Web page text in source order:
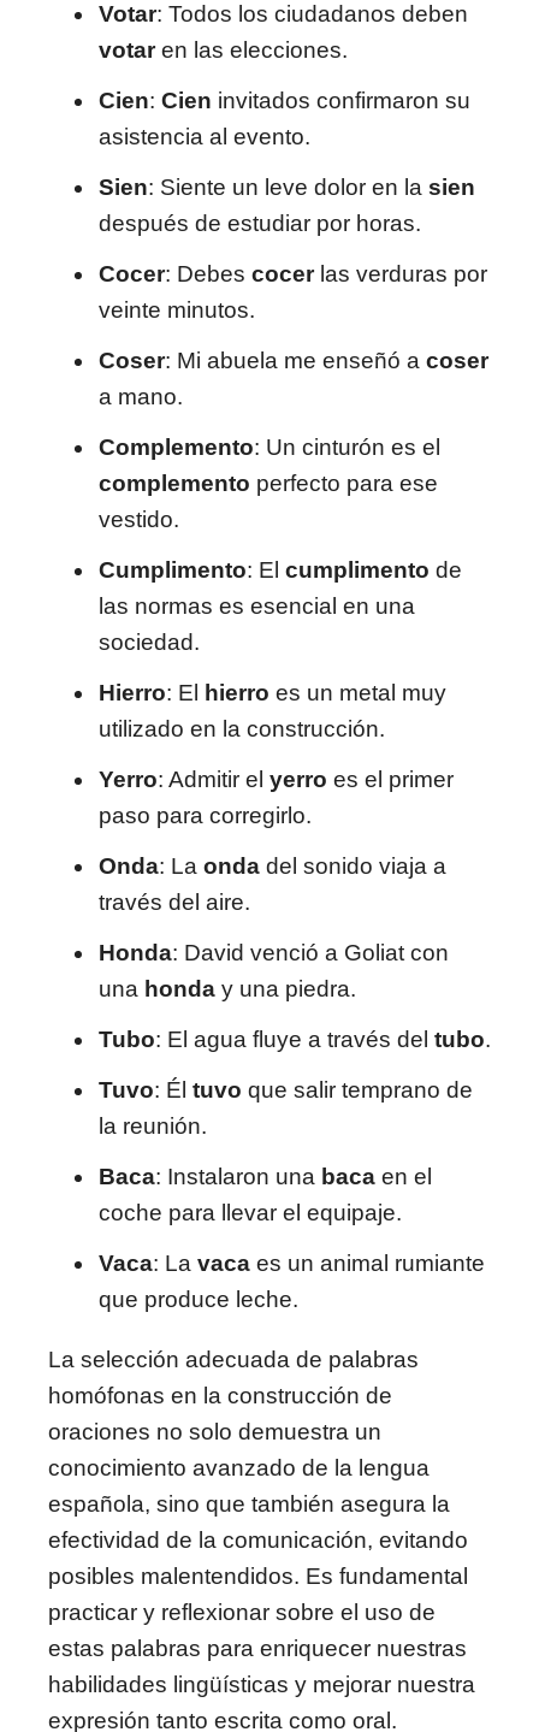
Votar: Todos los ciudadanos deben
votaren las elecciones.
Cien: Cien invitados confirmaron su
asistencia al evento.
Sien: Siente un leve dolor en la sien
después de estudiar por horas.
Cocer: Debes cocerlas verduras por
veinte minutos.
Coser: Mi abuela me enseñó a coser
a mano.
Complemento: Un cinturón es el
complemento perfecto para ese
vestido.
Cumplimento: El cumplimento de
las normas es esencial en una
sociedad.
Hierro: El hierro es un metal muy
utilizado en la construcción.
Yerro: Admitir el yerro es el primer
paso para corregirlo.
Onda: La onda del sonido viaja a
través del aire.
Honda: David venció a Goliat con
una honda y una piedra.
Tubo: El agua fluye a través del tubo.
Tuvo: Él tuvo que salir temprano de
la reunión.
Baca: Instalaron una baca en el
coche para llevar el equipaje.
Vaca: La vaca es un animal rumiante
que produce leche.
La selección adecuada de palabras
homófonas en la construcción de
oraciones no solo demuestra un
conocimiento avanzado de la lengua
española, sino que también asegura la
efectividad de la comunicación, evitando
posibles malentendidos. Es fundamental
practicar y reflexionar sobre el uso de
estas palabras para enriquecer nuestras
habilidades lingüísticas y mejorar nuestra
expresión tanto escrita como oral.